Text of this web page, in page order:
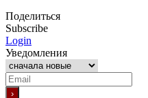
Поделиться
Subscribe
Login
Уведомления